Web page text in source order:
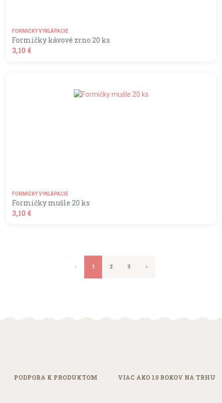
FORMIČKY VYKLÁPACIE
Formičky kávové zrno 20 ks
3,10 €
FORMIČKY VYKLÁPACIE
Formičky mušle 20 ks
3,10 €
‹ 1 2 3 ›
PODPORA K PRODUKTOM VIAC AKO 10 ROKOV NA TRHU